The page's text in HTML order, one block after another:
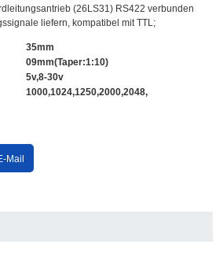
(26LS31) RS422 verbunden
liefern, kompatibel mit TTL;
35mm
09mm(Taper:1:10)
5v,8-30v
1000,1024,1250,2000,2048,
Mail